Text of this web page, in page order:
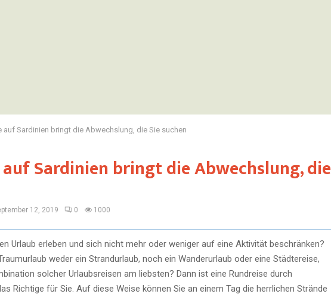
auf Sardinien bringt die Abwechslung, die Sie suchen
auf Sardinien bringt die Abwechslung, die
12, 2019 0 1000
Urlaub erleben und sich nicht mehr oder weniger auf eine Aktivität beschränken?
weder ein Strandurlaub, noch ein Wanderurlaub oder eine Städtereise,
solcher Urlaubsreisen am liebsten? Dann ist eine Rundreise durch
Richtige für Sie. Auf diese Weise können Sie an einem Tag die herrlichen Strände